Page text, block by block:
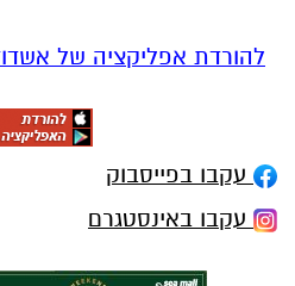
להורדת אפליקציה של
עקבו בפייסבוק
עקבו באינסטגרם